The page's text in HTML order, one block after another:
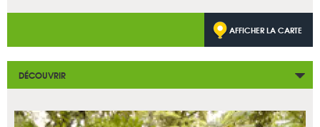
AFFICHER LA CARTE
DÉCOUVRIR